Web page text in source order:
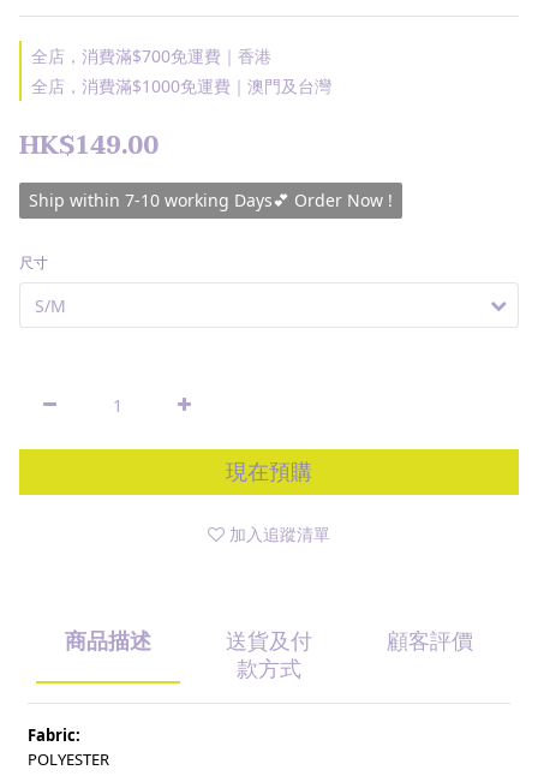
全店，消費滿$700免運費｜香港
全店，消費滿$1000免運費｜澳門及台灣
HK$149.00
Ship within 7-10 working Days💕 Order Now !
尺寸
現在預購
加入追蹤清單
商品描述 送貨及付
款方式
顧客評價
Fabric:
POLYESTER